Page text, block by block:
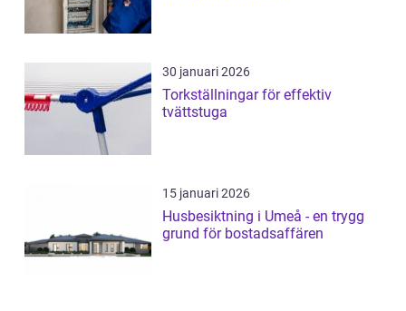
30 januari 2026
Torkställningar för effektiv
tvättstuga
15 januari 2026
Husbesiktning i Umeå - en trygg
grund för bostadsaffären